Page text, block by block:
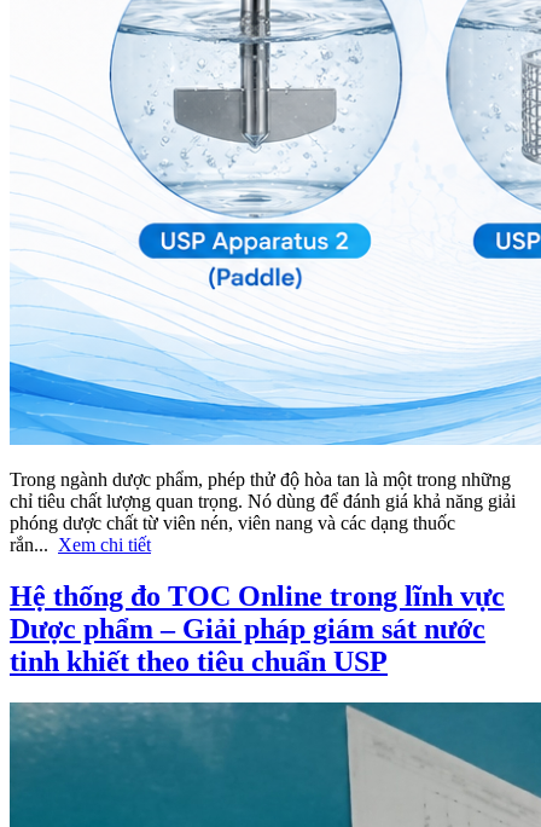
Trong ngành dược phẩm, phép thử độ hòa tan là một trong những
chỉ tiêu chất lượng quan trọng. Nó dùng để đánh giá khả năng giải
phóng dược chất từ viên nén, viên nang và các dạng thuốc
rắn... Xem chi tiết
Hệ thống đo TOC Online trong lĩnh vực
Dược phẩm – Giải pháp giám sát nước
tinh khiết theo tiêu chuẩn USP